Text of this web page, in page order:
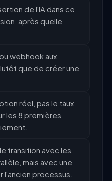
de l'IA dans ce
après quelle
webhook aux
que de créer une
réel, pas le taux
les 8 premières
transition avec les
mais avec une
l'ancien processus.